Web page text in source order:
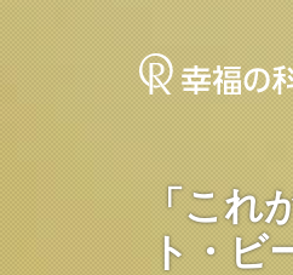
「こ
ト・